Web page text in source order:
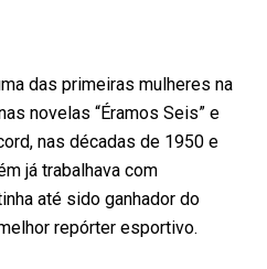
das primeiras mulheres na
novelas “Éramos Seis” e
nas décadas de 1950 e
já trabalhava com
até sido ganhador do
repórter esportivo.